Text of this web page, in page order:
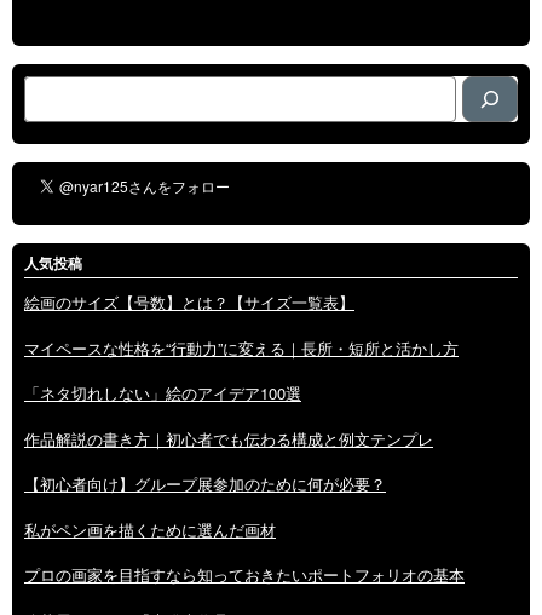
検
人気投稿
絵画のサイズ【号数】とは？【サイズ一覧表】
マイペースな性格を“行動力”に変える｜長所・短所と活かし方
「ネタ切れしない」絵のアイデア100選
作品解説の書き方｜初心者でも伝わる構成と例文テンプレ
【初心者向け】グループ展参加のために何が必要？
私がペン画を描くために選んだ画材
プロの画家を目指すなら知っておきたいポートフォリオの基本